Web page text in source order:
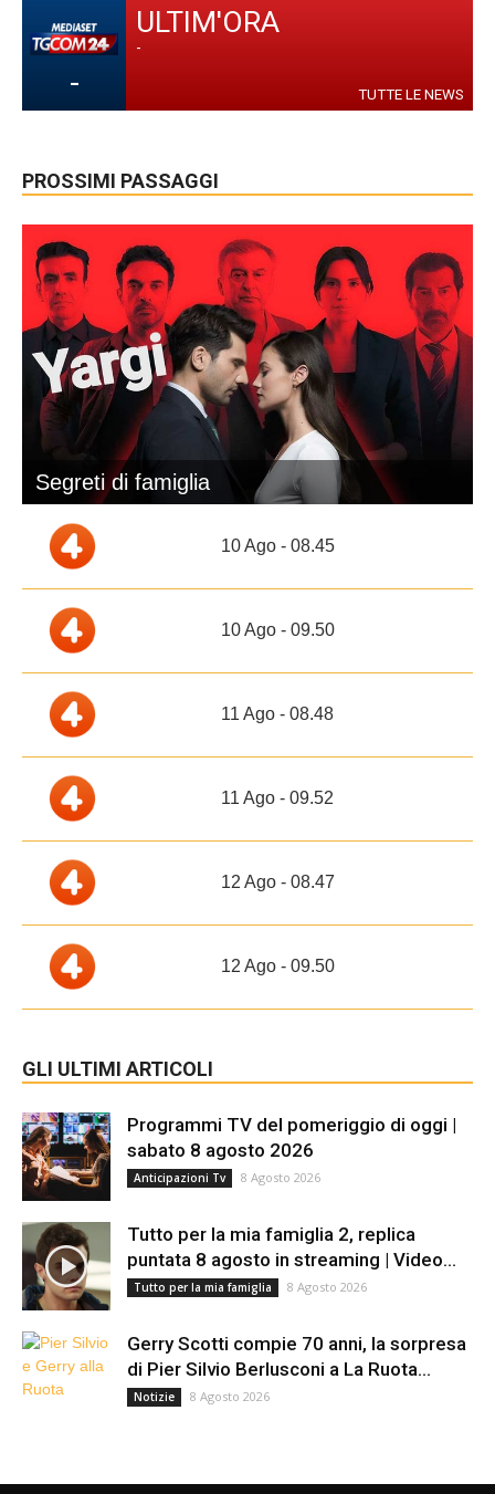
-
ULTIM'ORA
-
TUTTE LE NEWS
PROSSIMI PASSAGGI
Segreti di famiglia
10 Ago - 08.45
10 Ago - 09.50
11 Ago - 08.48
11 Ago - 09.52
12 Ago - 08.47
12 Ago - 09.50
GLI ULTIMI ARTICOLI
Programmi TV del pomeriggio di oggi |
sabato 8 agosto 2026
Anticipazioni Tv 8 Agosto 2026
Tutto per la mia famiglia 2, replica
puntata 8 agosto in streaming | Video...
Tutto per la mia famiglia 8 Agosto 2026
Gerry Scotti compie 70 anni, la sorpresa
di Pier Silvio Berlusconi a La Ruota...
Notizie 8 Agosto 2026